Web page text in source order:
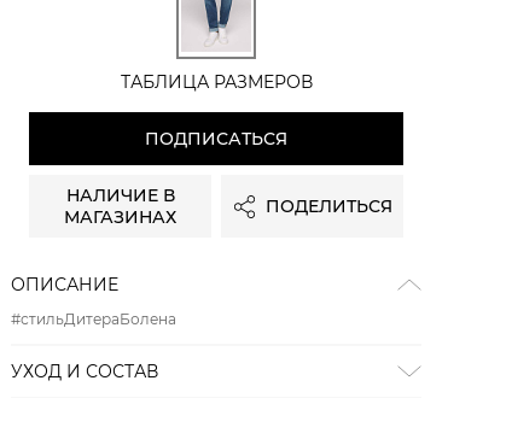
ТАБЛИЦА РАЗМЕРОВ
ПОДПИСАТЬСЯ
НАЛИЧИЕ В
МАГАЗИНАХ
ПОДЕЛИТЬСЯ
ОПИСАНИЕ
#стильДитераБолена
УХОД И СОСТАВ